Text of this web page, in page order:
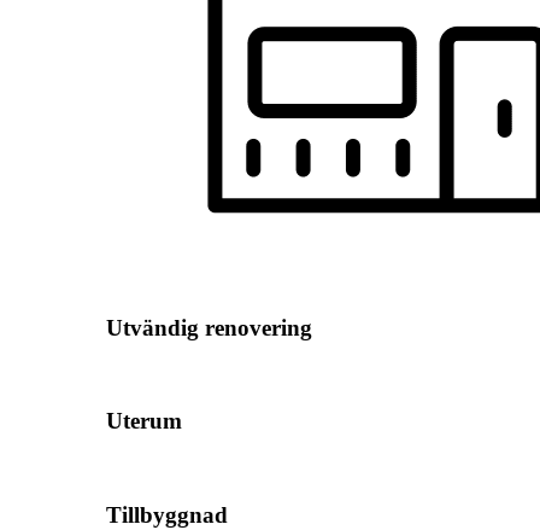
Utvändig renovering
Uterum
Tillbyggnad